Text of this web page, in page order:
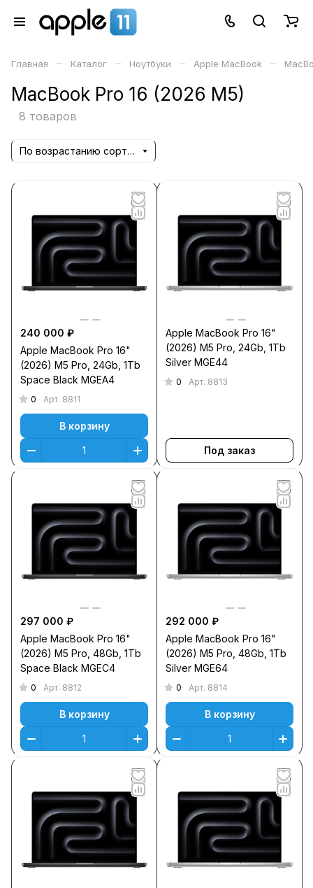
Главная – Каталог – Ноутбуки – Apple MacBook –
MacBook Pro 16 (2026 M5)
8 товаров
По возрастанию сортировки
240 000 ₽
Apple MacBook Pro 16"
(2026) M5 Pro, 24Gb, 1Tb
Space Black MGEA4
0 Арт. 8811
В корзину
Apple MacBook Pro 16"
(2026) M5 Pro, 24Gb, 1Tb
Silver MGE44
0 Арт. 8813
Под заказ
297 000 ₽
Apple MacBook Pro 16"
(2026) M5 Pro, 48Gb, 1Tb
Space Black MGEC4
0 Арт. 8812
В корзину
292 000 ₽
Apple MacBook Pro 16"
(2026) M5 Pro, 48Gb, 1Tb
Silver MGE64
0 Арт. 8814
В корзину